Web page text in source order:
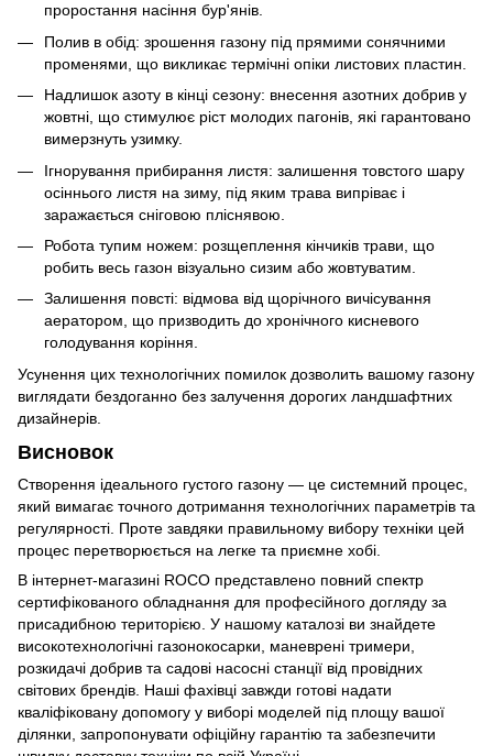
проростання насіння бур'янів.
Полив в обід: зрошення газону під прямими сонячними
променями, що викликає термічні опіки листових пластин.
Надлишок азоту в кінці сезону: внесення азотних добрив у
жовтні, що стимулює ріст молодих пагонів, які гарантовано
вимерзнуть узимку.
Ігнорування прибирання листя: залишення товстого шару
осіннього листя на зиму, під яким трава випріває і
заражається сніговою пліснявою.
Робота тупим ножем: розщеплення кінчиків трави, що
робить весь газон візуально сизим або жовтуватим.
Залишення повсті: відмова від щорічного вичісування
аератором, що призводить до хронічного кисневого
голодування коріння.
Усунення цих технологічних помилок дозволить вашому газону
виглядати бездоганно без залучення дорогих ландшафтних
дизайнерів.
Висновок
Створення ідеального густого газону — це системний процес,
який вимагає точного дотримання технологічних параметрів та
регулярності. Проте завдяки правильному вибору техніки цей
процес перетворюється на легке та приємне хобі.
В інтернет-магазині ROCO представлено повний спектр
сертифікованого обладнання для професійного догляду за
присадибною територією. У нашому каталозі ви знайдете
високотехнологічні газонокосарки, маневрені тримери,
розкидачі добрив та садові насосні станції від провідних
світових брендів. Наші фахівці завжди готові надати
кваліфіковану допомогу у виборі моделей під площу вашої
ділянки, запропонувати офіційну гарантію та забезпечити